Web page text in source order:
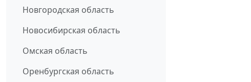
Новгородская область
Новосибирская область
Омская область
Оренбургская область